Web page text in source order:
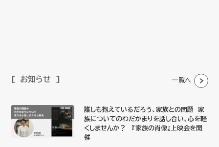
お知らせ 一覧へ
誰しも抱えているだろう、家族との問題 家
族についてのわだかまりを話し合い、心を軽
くしませんか？ 『家族の肖像』上映会を開
催